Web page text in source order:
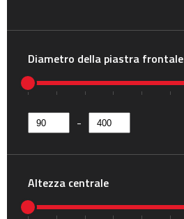
Diametro della piastra frontale
-
Altezza centrale